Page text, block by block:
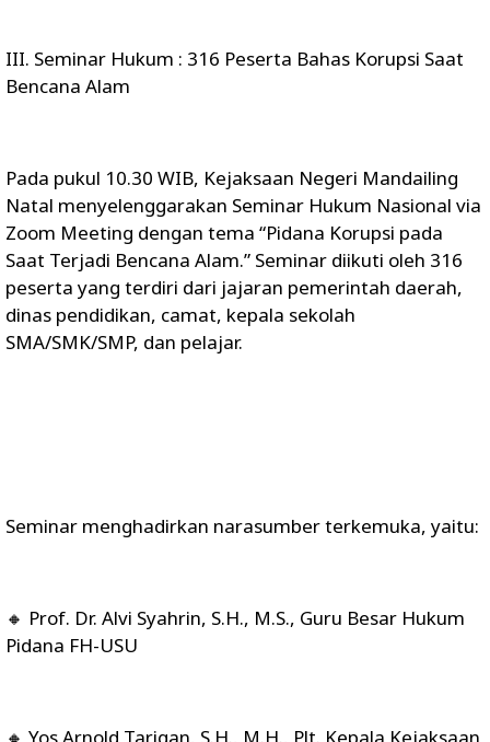
III. Seminar Hukum : 316 Peserta Bahas Korupsi Saat
Bencana Alam
Pada pukul 10.30 WIB, Kejaksaan Negeri Mandailing
Natal menyelenggarakan Seminar Hukum Nasional via
Zoom Meeting dengan tema “Pidana Korupsi pada
Saat Terjadi Bencana Alam.” Seminar diikuti oleh 316
peserta yang terdiri dari jajaran pemerintah daerah,
dinas pendidikan, camat, kepala sekolah
SMA/SMK/SMP, dan pelajar.
Seminar menghadirkan narasumber terkemuka, yaitu:
🔸 Prof. Dr. Alvi Syahrin, S.H., M.S., Guru Besar Hukum
Pidana FH-USU